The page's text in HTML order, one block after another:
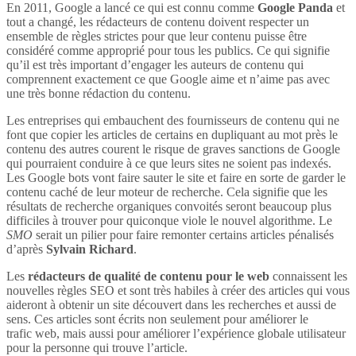
En 2011, Google a lancé ce qui est connu comme Google Panda et
tout a changé, les rédacteurs de contenu doivent respecter un
ensemble de règles strictes pour que leur contenu puisse être
considéré comme approprié pour tous les publics. Ce qui signifie
qu’il est très important d’engager les auteurs de contenu qui
comprennent exactement ce que Google aime et n’aime pas avec
une très bonne rédaction du contenu.
Les entreprises qui embauchent des fournisseurs de contenu qui ne
font que copier les articles de certains en dupliquant au mot près le
contenu des autres courent le risque de graves sanctions de Google
qui pourraient conduire à ce que leurs sites ne soient pas indexés.
Les Google bots vont faire sauter le site et faire en sorte de garder le
contenu caché de leur moteur de recherche. Cela signifie que les
résultats de recherche organiques convoités seront beaucoup plus
difficiles à trouver pour quiconque viole le nouvel algorithme. Le
SMO serait un pilier pour faire remonter certains articles pénalisés
d’après Sylvain Richard.
Les rédacteurs de qualité de contenu pour le web connaissent les
nouvelles règles SEO et sont très habiles à créer des articles qui vous
aideront à obtenir un site découvert dans les recherches et aussi de
sens. Ces articles sont écrits non seulement pour améliorer le
trafic web, mais aussi pour améliorer l’expérience globale utilisateur
pour la personne qui trouve l’article.